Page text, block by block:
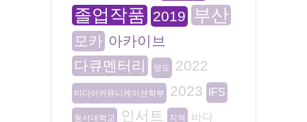
졸업작품 2019 부산
모카 아카이브
다큐멘터리
영도 2022
미디어커뮤니케이션학부 2023 IFS
동서대학교 인서트 지역
바다